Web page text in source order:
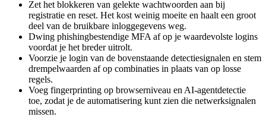
Zet het blokkeren van gelekte wachtwoorden aan bij
registratie en reset. Het kost weinig moeite en haalt een groot
deel van de bruikbare inloggegevens weg.
Dwing phishingbestendige MFA af op je waardevolste logins
voordat je het breder uitrolt.
Voorzie je login van de bovenstaande detectiesignalen en stem
drempelwaarden af op combinaties in plaats van op losse
regels.
Voeg fingerprinting op browserniveau en AI-agentdetectie
toe, zodat je de automatisering kunt zien die netwerksignalen
missen.